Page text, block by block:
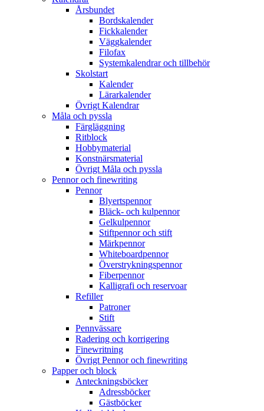
Årsbundet
Bordskalender
Fickkalender
Väggkalender
Filofax
Systemkalendrar och tillbehör
Skolstart
Kalender
Lärarkalender
Övrigt Kalendrar
Måla och pyssla
Färgläggning
Ritblock
Hobbymaterial
Konstnärsmaterial
Övrigt Måla och pyssla
Pennor och finewriting
Pennor
Blyertspennor
Bläck- och kulpennor
Gelkulpennor
Stiftpennor och stift
Märkpennor
Whiteboardpennor
Överstrykningspennor
Fiberpennor
Kalligrafi och reservoar
Refiller
Patroner
Stift
Pennvässare
Radering och korrigering
Finewritning
Övrigt Pennor och finewriting
Papper och block
Anteckningsböcker
Adressböcker
Gästböcker